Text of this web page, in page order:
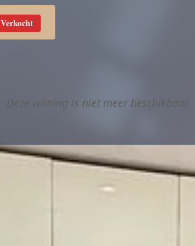
Verkocht
Deze woning is niet meer beschikbaar